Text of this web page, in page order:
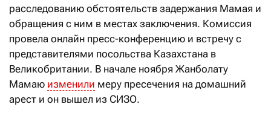
расследованию обстоятельств задержания Мамая и
обращения с ним в местах заключения. Комиссия
провела онлайн пресс-конференцию и встречу с
представителями посольства Казахстана в
Великобритании. В начале ноября Жанболату
Мамаю изменили меру пресечения на домашний
арест и он вышел из СИЗО.